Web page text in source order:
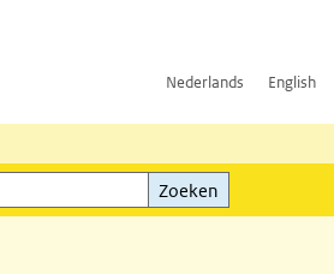
Nederlands English
Zoeken